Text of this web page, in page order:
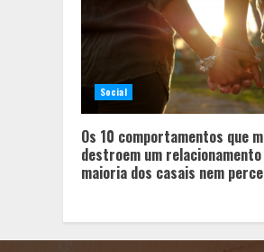
Social
Os 10 comportamentos que
destroem um relacionamento
maioria dos casais nem